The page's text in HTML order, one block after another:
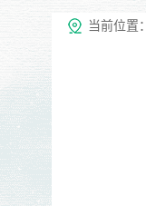
治沙
当前位置：